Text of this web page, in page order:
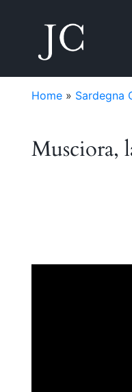
Home » Sardegna
Musciora,